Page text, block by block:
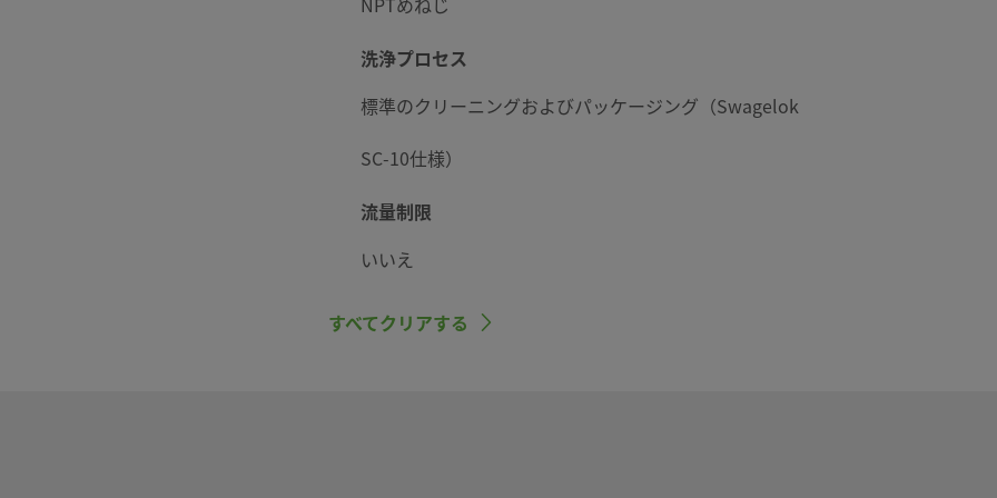
標準のクリーニングおよびパッケージング（Swagelok
SC-10仕様）
洗浄プロセス
いいえ
流量制限
ボアード･スルー
すべてクリアする